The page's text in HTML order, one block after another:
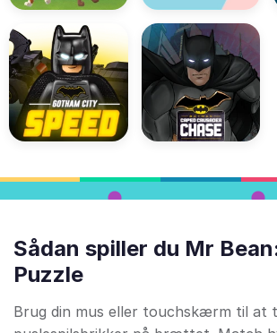
Sådan spiller du Mr
Puzzle
Brug din mus eller touchskærm til at